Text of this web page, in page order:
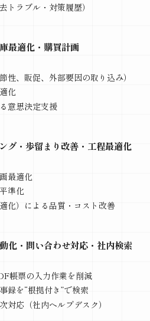
トラブル・対策履歴）
最適化・購買計画
性、販促、外部要因の取り込み）
化
意思決定支援
グ・歩留まり改善・工程最適化
最適化
準化
化）による品質・コスト改善
化・問い合わせ対応・社内検索
帳票の入力作業を削減
録を“根拠付き”で検索
対応（社内ヘルプデスク）